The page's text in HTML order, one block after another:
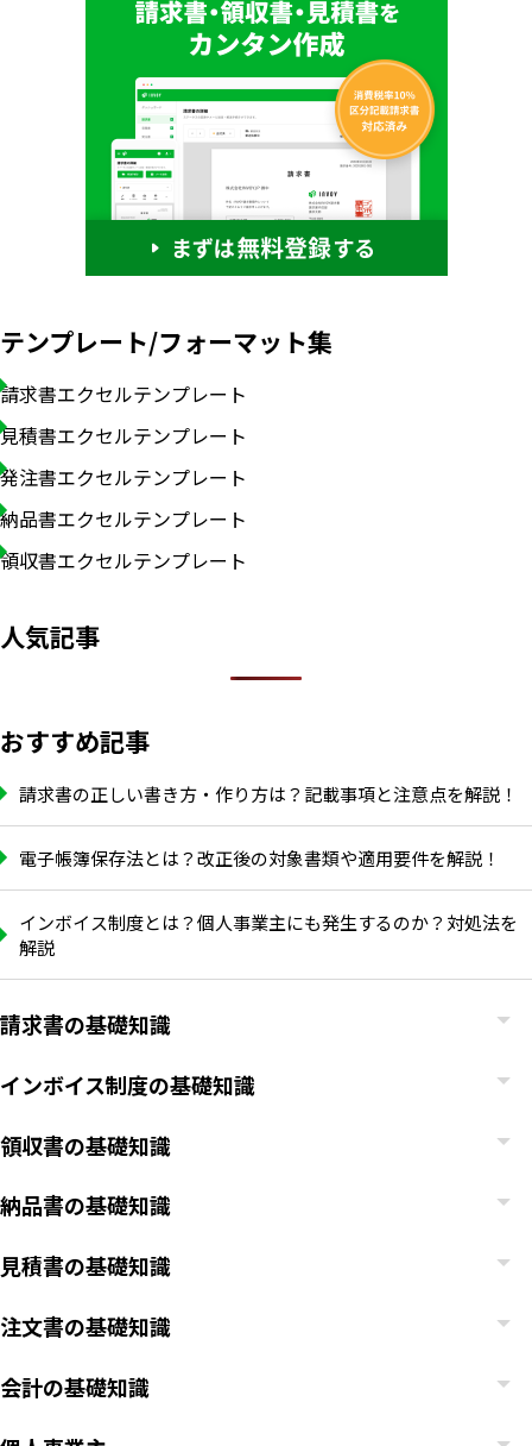
テンプレート/フォーマット集
請求書エクセルテンプレート
見積書エクセルテンプレート
発注書エクセルテンプレート
納品書エクセルテンプレート
領収書エクセルテンプレート
人気記事
おすすめ記事
請求書の正しい書き方・作り方は？記載事項と注意点を解説！
電子帳簿保存法とは？改正後の対象書類や適用要件を解説！
インボイス制度とは？個人事業主にも発生するのか？対処法を
解説
請求書の基礎知識
インボイス制度の基礎知識
領収書の基礎知識
納品書の基礎知識
見積書の基礎知識
注文書の基礎知識
会計の基礎知識
いますぐ無料登録